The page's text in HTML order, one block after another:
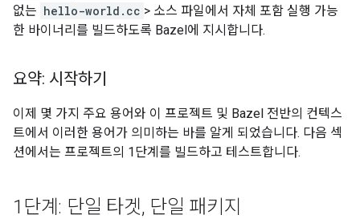
없는 hello-world.cc > 소스 파일에서 자체 포함 실행 가능
한 바이너리를 빌드하도록 Bazel에 지시합니다.
요약: 시작하기
이제 몇 가지 주요 용어와 이 프로젝트 및 Bazel 전반의 컨텍스
트에서 이러한 용어가 의미하는 바를 알게 되었습니다. 다음 섹
션에서는 프로젝트의 1단계를 빌드하고 테스트합니다.
1단계: 단일 타겟, 단일 패키지